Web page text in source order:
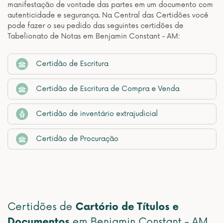
manifestação de vontade das partes em um documento com
autenticidade e segurança. Na Central das Certidões você
pode fazer o seu pedido das seguintes certidões de
Tabelionato de Notas em Benjamin Constant - AM:
Certidão de Escritura
Certidão de Escritura de Compra e Venda
Certidão de inventário extrajudicial
Certidão de Procuração
Certidões de Cartório de Títulos e